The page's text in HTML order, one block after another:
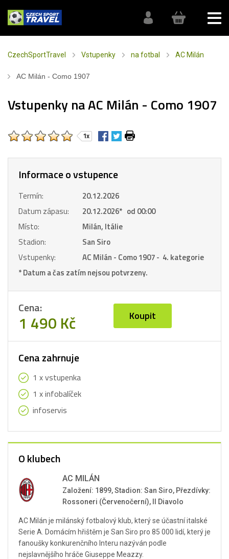
CzechSportTravel Vstupenky na fotbal AC Milán
AC Milán - Como 1907
Vstupenky na AC Milán - Como 1907
1x
Informace o vstupence
Termín:
20.12.2026
Datum zápasu:
20.12.2026* od 00:00
Místo:
Milán, Itálie
Stadion:
San Siro
Vstupenky:
AC Milán - Como 1907 - 4. kategorie
* Datum a čas zatím nejsou potvrzeny.
Cena:
1 490 Kč Koupit
Cena zahrnuje
1 x vstupenka
1 x infobalíček
infoservis
O klubech
AC MILÁN
Založení: 1899, Stadion: San Siro, Přezdívky:
Rossoneri (Červenočerní), Il Diavolo
AC Milán je milánský fotbalový klub, který se účastní italské
Serie A. Domácím hřištěm je San Siro pro 85 000 lidí, který je
fanoušky konkurenčního Interu nazýván podle
nejslavnějšího hráče Giuseppe Meazzy.